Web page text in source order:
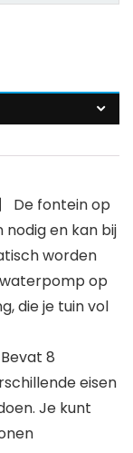
De fontein op
en kan bij
worden
op
die je tuin vol
8
eisen
Je kunt